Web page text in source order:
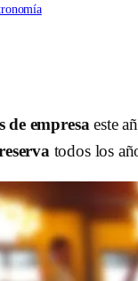
de empresa este
todos los